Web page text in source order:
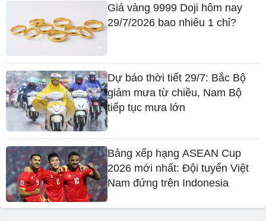
Giá vàng 9999 Doji hôm nay
29/7/2026 bao nhiêu 1 chỉ?
Dự báo thời tiết 29/7: Bắc Bộ
giảm mưa từ chiều, Nam Bộ
tiếp tục mưa lớn
Bảng xếp hạng ASEAN Cup
2026 mới nhất: Đội tuyển Việt
Nam đứng trên Indonesia